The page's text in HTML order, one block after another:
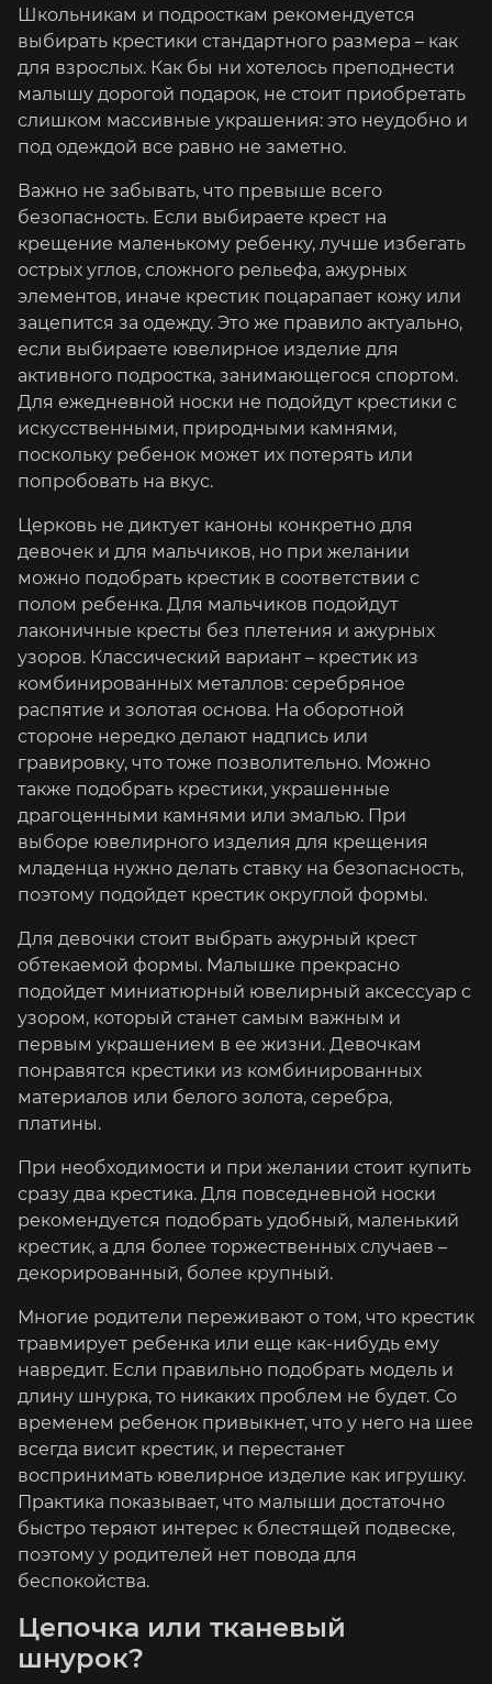
Школьникам и подросткам рекомендуется
выбирать крестики стандартного размера – как
для взрослых. Как бы ни хотелось преподнести
малышу дорогой подарок, не стоит приобретать
слишком массивные украшения: это неудобно и
под одеждой все равно не заметно.
Важно не забывать, что превыше всего
безопасность. Если выбираете крест на
крещение маленькому ребенку, лучше избегать
острых углов, сложного рельефа, ажурных
элементов, иначе крестик поцарапает кожу или
зацепится за одежду. Это же правило актуально,
если выбираете ювелирное изделие для
активного подростка, занимающегося спортом.
Для ежедневной носки не подойдут крестики с
искусственными, природными камнями,
поскольку ребенок может их потерять или
попробовать на вкус.
Церковь не диктует каноны конкретно для
девочек и для мальчиков, но при желании
можно подобрать крестик в соответствии с
полом ребенка. Для мальчиков подойдут
лаконичные кресты без плетения и ажурных
узоров. Классический вариант – крестик из
комбинированных металлов: серебряное
распятие и золотая основа. На оборотной
стороне нередко делают надпись или
гравировку, что тоже позволительно. Можно
также подобрать крестики, украшенные
драгоценными камнями или эмалью. При
выборе ювелирного изделия для крещения
младенца нужно делать ставку на безопасность,
поэтому подойдет крестик округлой формы.
Для девочки стоит выбрать ажурный крест
обтекаемой формы. Малышке прекрасно
подойдет миниатюрный ювелирный аксессуар с
узором, который станет самым важным и
первым украшением в ее жизни. Девочкам
понравятся крестики из комбинированных
материалов или белого золота, серебра,
платины.
При необходимости и при желании стоит купить
сразу два крестика. Для повседневной носки
рекомендуется подобрать удобный, маленький
крестик, а для более торжественных случаев –
декорированный, более крупный.
Многие родители переживают о том, что крестик
травмирует ребенка или еще как-нибудь ему
навредит. Если правильно подобрать модель и
длину шнурка, то никаких проблем не будет. Со
временем ребенок привыкнет, что у него на шее
всегда висит крестик, и перестанет
воспринимать ювелирное изделие как игрушку.
Практика показывает, что малыши достаточно
быстро теряют интерес к блестящей подвеске,
поэтому у родителей нет повода для
беспокойства.
Цепочка или тканевый
шнурок?